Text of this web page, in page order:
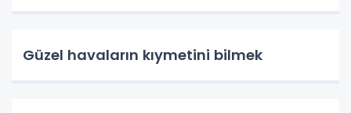
Güzel havaların kıymetini bilmek